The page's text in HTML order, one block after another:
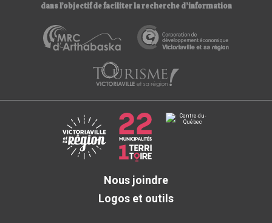
dans l’objectif de faciliter la recherche d’information
Nous joindre
Logos et outils